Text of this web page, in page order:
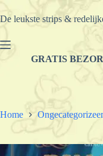
Ga
naar
De leukste strips &
GRATIS
Home